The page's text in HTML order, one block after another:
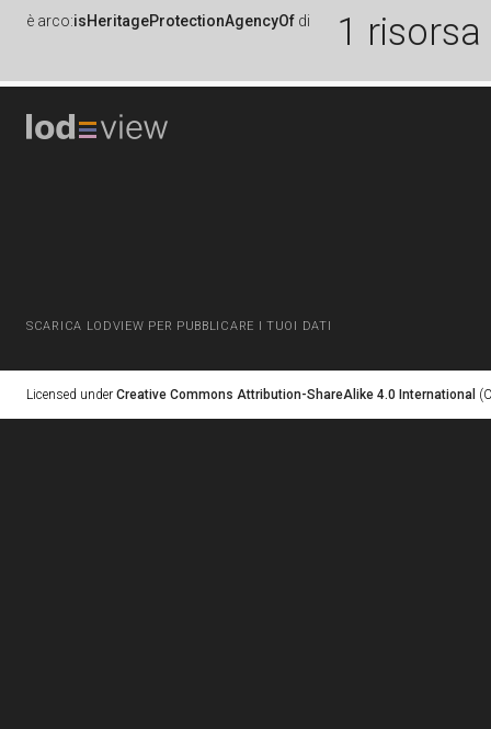
è arco:isHeritageProtectionAgencyOf di 1 risorsa
SCARICA LODVIEW PER PUBBLICARE I TUOI DATI
Licensed under Creative Commons Attribution-ShareAlike 4.0 International